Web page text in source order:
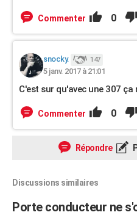
Commenter 0
snocky. 147
5 janv. 2017 à 21:01
C'est sur qu'avec une 307 ça
Commenter 0
Répondre
Discussions similaires
Porte conducteur ne